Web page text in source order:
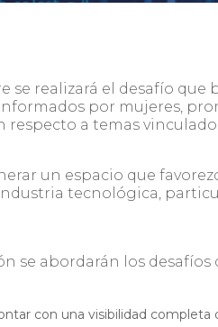
se realizará el desafío que
por mujeres,
respecto a temas
un espacio que
tecnológica,
se abordarán los desafíos
con una visibilidad completa